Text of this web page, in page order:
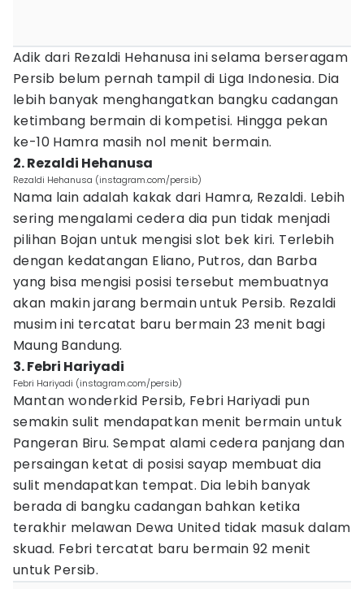
Adik dari Rezaldi Hehanusa ini selama berseragam
Persib belum pernah tampil di Liga Indonesia. Dia
lebih banyak menghangatkan bangku cadangan
ketimbang bermain di kompetisi. Hingga pekan
ke-10 Hamra masih nol menit bermain.
2. Rezaldi Hehanusa
Rezaldi Hehanusa (instagram.com/persib)
Nama lain adalah kakak dari Hamra, Rezaldi. Lebih
sering mengalami cedera dia pun tidak menjadi
pilihan Bojan untuk mengisi slot bek kiri. Terlebih
dengan kedatangan Eliano, Putros, dan Barba
yang bisa mengisi posisi tersebut membuatnya
akan makin jarang bermain untuk Persib. Rezaldi
musim ini tercatat baru bermain 23 menit bagi
Maung Bandung.
3. Febri Hariyadi
Febri Hariyadi (instagram.com/persib)
Mantan wonderkid Persib, Febri Hariyadi pun
semakin sulit mendapatkan menit bermain untuk
Pangeran Biru. Sempat alami cedera panjang dan
persaingan ketat di posisi sayap membuat dia
sulit mendapatkan tempat. Dia lebih banyak
berada di bangku cadangan bahkan ketika
terakhir melawan Dewa United tidak masuk dalam
skuad. Febri tercatat baru bermain 92 menit
untuk Persib.